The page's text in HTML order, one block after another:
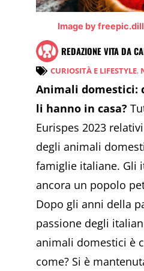
Image by
REDAZIONE VITA DA
CURIOSITÀ E LIFESTYLE,
Animali
li hanno in casa?
Eurispes 2023
degli animali
famiglie italiane. Gli
ancora un popolo
Dopo gli anni della
passione degli
animali domestici è
come? Si è